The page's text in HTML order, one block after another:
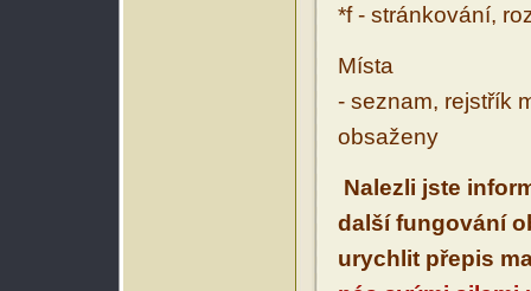
*f - stránkování,
Místa
- seznam, rejstřík
obsaženy
Nalezli jste
další fungování
urychlit přepis